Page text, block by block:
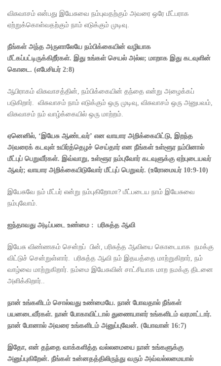
விசுவாசம் என்பது இயேசுவை நம்புவதற்கும் அவரை ஒரே மீட்பராக
ஏற்றுக்கொள்வதற்கும் நாம் எடுக்கும் முடிவு.
நீங்கள் அந்த அருளாலேயே நம்பிக்கையின் வழியாக
மீட்கப்பட்டிருக்கிறீர்கள். இது உங்கள் செயல் அல்ல; மாறாக இது கடவுளின்
கொடை. (எபேசியர் 2:8)
ஆபிராகம் விசுவாசத்தின், நம்பிக்கையின் தந்தை என்று அழைக்கப்
படுகிறார். விசுவாசம் நாம் எடுக்கும் ஒரு முடிவு, விசுவாசம் ஒரு அனுபவம்,
விசுவாசம் நம் வாழ்க்கையில் ஒரு மாற்றம்.
ஏனெனில், ‘இயேசு ஆண்டவர்’ என வாயார அறிக்கையிட்டு, இறந்த
அவரைக் கடவுள் உயிர்த்தெழச் செய்தார் என நீங்கள் உள்ளூர நம்பினால்
மீட்புப் பெறுவீர்கள். இவ்வாறு, உள்ளூர நம்புவோர் கடவுளுக்கு ஏற்புடையவர்
ஆவர்; வாயார அறிக்கையிடுவோர் மீட்புப் பெறுவர். (உரோமையர் 10:9-10)
இயேசுவே நம் மீட்பர் என்று நம்புகிறோமா? மீட்படைய நாம் இயேசுவை
நம்புவோம்.
ஐந்தாவது அடிப்படை உண்மை : பரிசுத்த ஆவி
இயேசு விண்ணகம் சென்றப் பின், பரிசுத்த ஆவியை கொடையாக நமக்கு
விட்டுச் சென்றுள்ளார். பரிசுத்த ஆவி நம் இதயத்தை மாற்றுகிறார், நம்
வாழ்வை மாற்றுகிறார். நம்மை இயேசுவின் சாட்சியாக மாற நமக்கு திடனை
அளிக்கிறார்..
நான் உங்களிடம் சொல்வது உண்மையே. நான் போவதால் நீங்கள்
பயனடைவீர்கள். நான் போகாவிட்டால் துணையாளர் உங்களிடம் வரமாட்டார்.
நான் போனால் அவரை உங்களிடம் அனுப்புவேன். (யோவான் 16:7)
இதோ, என் தந்தை வாக்களித்த வல்லமையை நான் உங்களுக்கு
அனுப்புகிறேன். நீங்கள் உன்னதத்திலிருந்து வரும் அவ்வல்லமையால்